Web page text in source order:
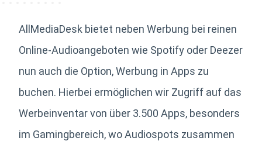
AllMediaDesk bietet neben Werbung bei reinen
Online-Audioangeboten wie Spotify oder Deezer
nun auch die Option, Werbung in Apps zu
buchen. Hierbei ermöglichen wir Zugriff auf das
Werbeinventar von über 3.500 Apps, besonders
im Gamingbereich, wo Audiospots zusammen